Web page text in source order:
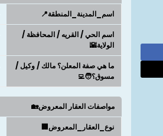
اسم_المدينة_المنطقة📍
اسم الحي / القريه / المحافظة /
الولاية🌇
ما هي صفة المعلن؟ مالك / وكيل /
مسوق؟🧑‍💻
مواصفات العقار المعروض🏡
نوع_العقار_المعروض🏢